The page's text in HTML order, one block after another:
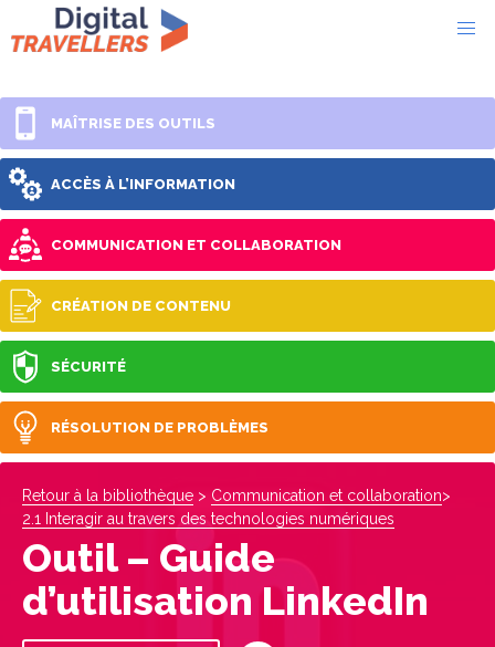
MAÎTRISE DES OUTILS
ACCÈS À L’INFORMATION
COMMUNICATION ET COLLABORATION
CRÉATION DE CONTENU
SÉCURITÉ
RÉSOLUTION DE PROBLÈMES
Retour à la bibliothèque > Communication et collaboration>
2.1 Interagir au travers des technologies numériques
Outil – Guide
d’utilisation LinkedIn